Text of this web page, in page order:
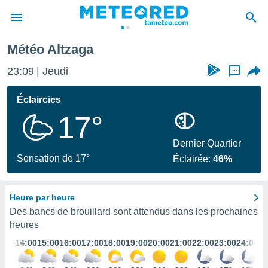
de
en
Météo Altzaga
23:09 Jeudi ...
Éclaircies
17°
Sensation de 17°
Dernier Quartier
Éclairée:46%
Heure par heure
Des bancs de brouillard sont attendus dans les prochaines
heures
14:0015:0016:0017:0018:0019:0020:0021:0022:0023:0024:00